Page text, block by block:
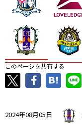
このページを共有する
2024年08月05日